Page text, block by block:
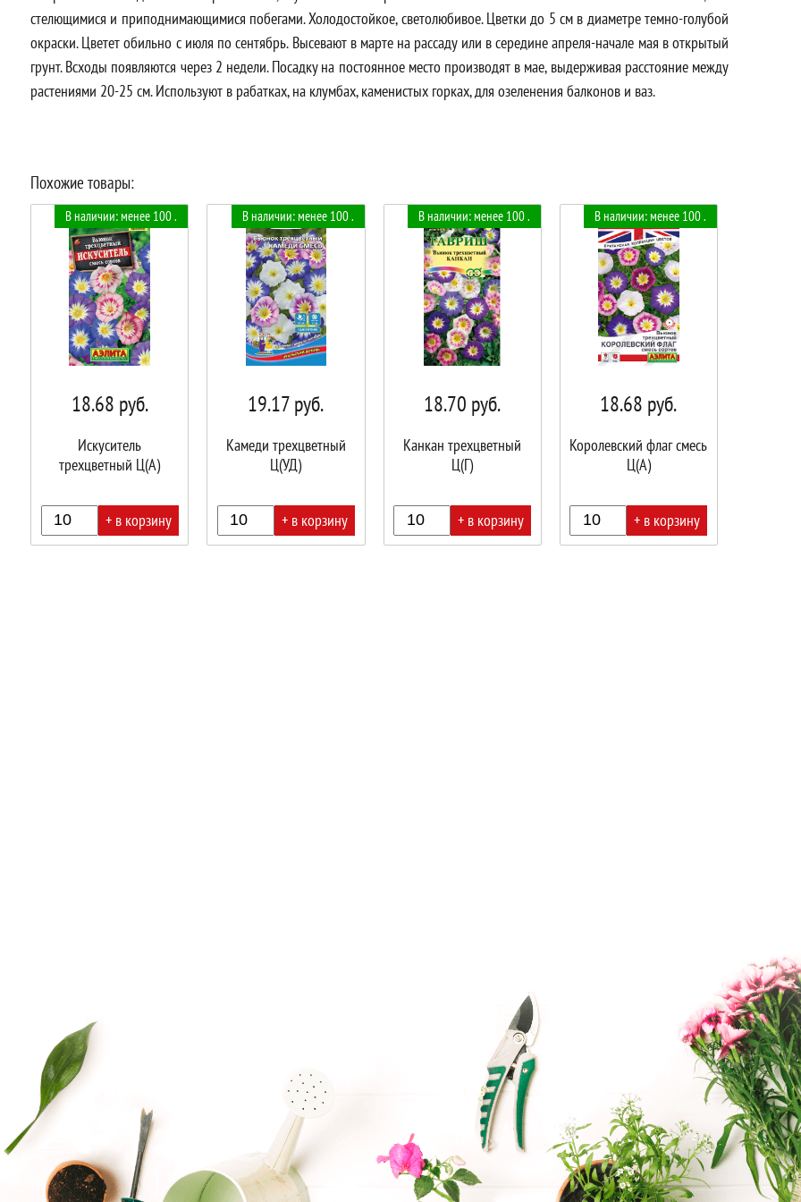
стелющимися и приподнимающимися побегами. Холодостойкое, светолюбивое. Цветки до 5 см в диаметре темно-голубой
окраски. Цветет обильно с июля по сентябрь. Высевают в марте на рассаду или в середине апреля-начале мая в открытый
грунт. Всходы появляются через 2 недели. Посадку на постоянное место производят в мае, выдерживая расстояние между
растениями 20-25 см. Используют в рабатках, на клумбах, каменистых горках, для озеленения балконов и ваз.
Похожие товары:
В наличии: менее 100 .
18.68 руб.
Искуситель
трехцветный Ц(А)
+ в корзину
В наличии: менее 100 .
19.17руб.
Камеди трехцветный
Ц(УД)
+ в корзину
В наличии: менее 100 .
18.70 руб.
Канкан трехцветный
Ц(Г)
+ в корзину
В наличии: менее 100 .
18.68 руб.
Королевский флаг смесь
Ц(А)
+ в корзину